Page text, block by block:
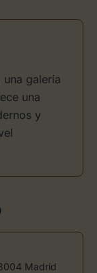
galería
una
y
Madrid